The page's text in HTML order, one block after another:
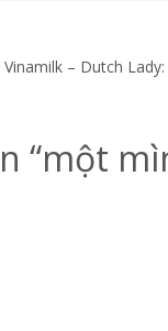
Vinamilk – Dutch
“một